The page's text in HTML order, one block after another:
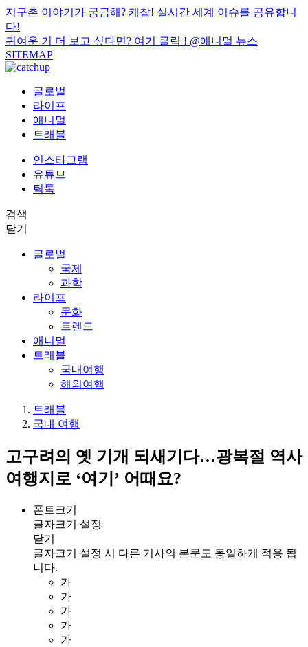
지구촌 이야기가 궁금해? 케찹! 실시간 세계 이슈를 공유합니
다!
귀여운 거 더 보고 싶다면? 여기 클릭 ! @애니멀 뉴스
SITEMAP
글로벌
라이프
애니멀
트래블
인스타그램
유튜브
틱톡
검색
닫기
글로벌
국제
과학
라이프
문화
트렌드
애니멀
트래블
국내여행
해외여행
트래블
국내 여행
고구려의 옛 기개 되새기다…광복절 역사
여행지로 ‘여기’ 어때요?
폰트크기
글자크기 설정
닫기
글자크기 설정 시 다른 기사의 본문도 동일하게 적용 됩
니다.
가
가
가
가
가